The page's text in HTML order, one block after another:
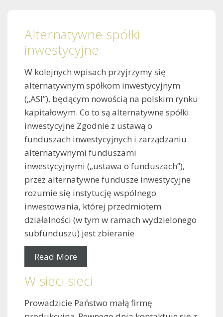
Alternatywne spółki
inwestycyjne
W kolejnych wpisach przyjrzymy się
alternatywnym spółkom inwestycyjnym
(„ASI”), będącym nowością na polskim rynku
kapitałowym. Co to są alternatywne spółki
inwestycyjne Zgodnie z ustawą o
funduszach inwestycyjnych i zarządzaniu
alternatywnymi funduszami
inwestycyjnymi („ustawa o funduszach”),
przez alternatywne fundusze inwestycyjne
rozumie się instytucję wspólnego
inwestowania, której przedmiotem
działalności (w tym w ramach wydzielonego
subfunduszu) jest zbieranie
Read More
W sieci sieci
Prowadzicie Państwo małą firmę